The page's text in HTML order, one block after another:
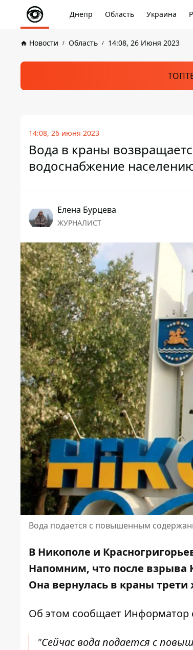
Днепр Область Украина
Новости Область 14:08, 26 Июня 2023
14:08, 26 июня 2023
Вода в краны
водоснабжение
Елена Бурцева
ЖУРНАЛИСТ
Вода подается с повышенным
В Никополе и
Напомним, что после взрыва
Она вернулась в краны
Об этом сообщает Информатор
"Сейчас вода подается с